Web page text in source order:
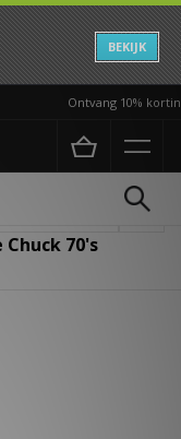
BEKIJK
Ontvang 10%
70's